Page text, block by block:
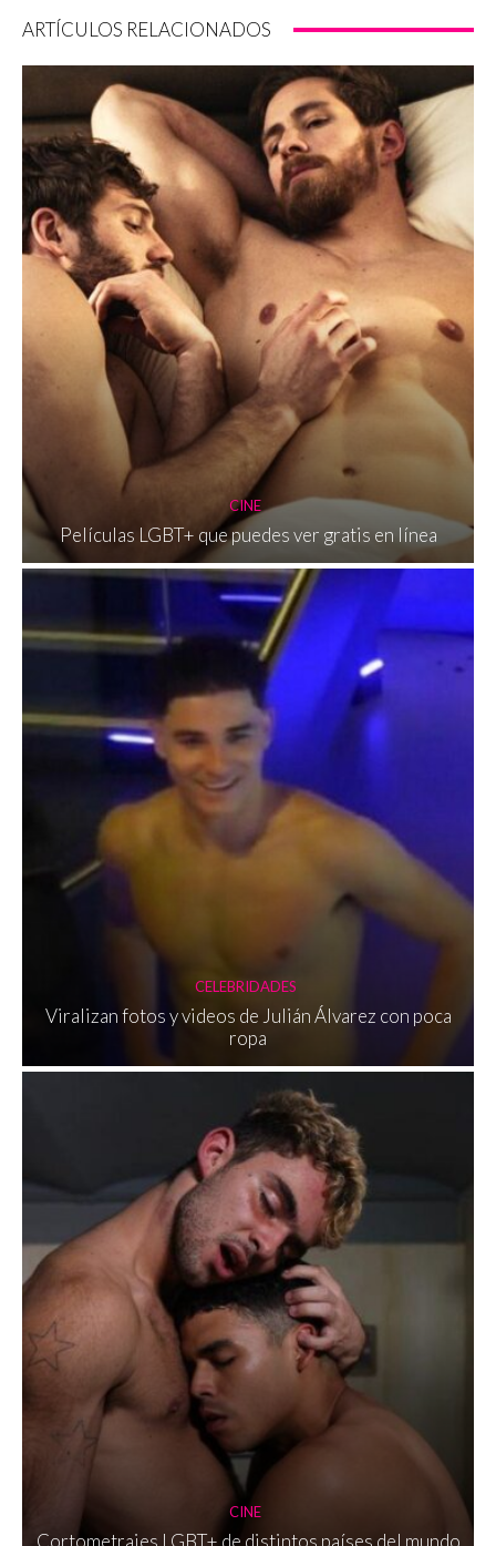
ARTÍCULOS RELACIONADOS
CINE
Películas LGBT+ que puedes ver gratis en línea
CELEBRIDADES
Viralizan fotos y videos de Julián Álvarez con poca
ropa
CINE
Cortometrajes LGBT+ de distintos países del mundo